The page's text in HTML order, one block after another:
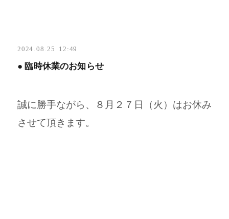
2024 . 08 . 25 12:49
● 臨時休業のお知らせ
誠に勝手ながら、８月２７日（火）はお休み
させて頂きます。